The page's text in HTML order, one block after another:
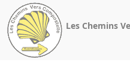
Panneau de gestion des
Les Chemins